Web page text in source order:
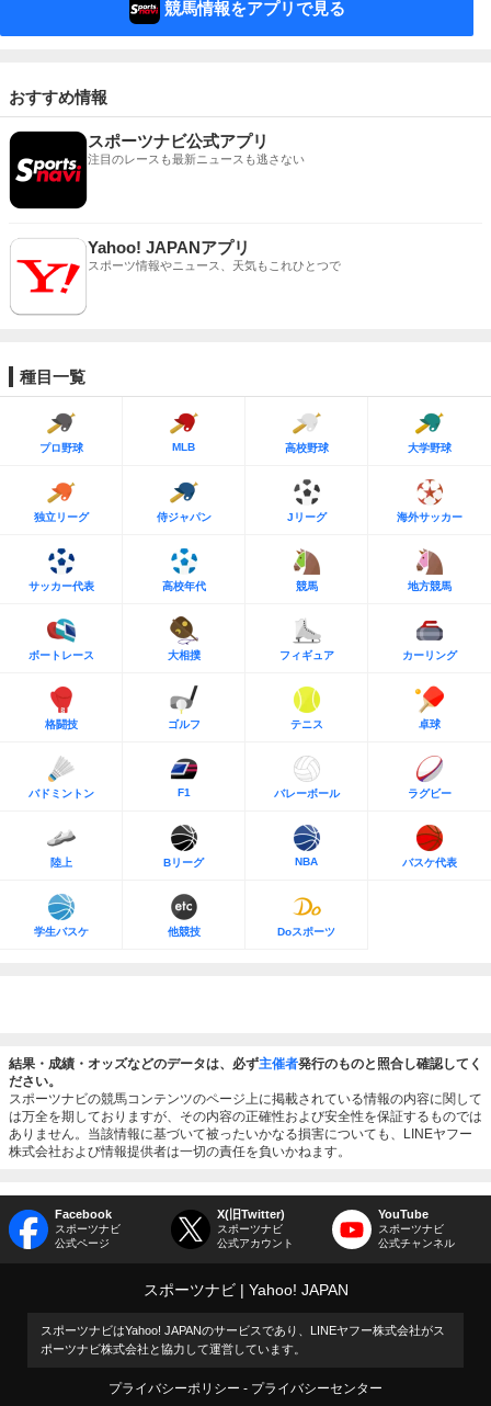
競馬情報をアプリで見る
おすすめ情報
スポーツナビ公式アプリ
注目のレースも最新ニュースも逃さない
Yahoo! JAPANアプリ
スポーツ情報やニュース、天気もこれひとつで
種目一覧
プロ野球 MLB 高校野球 大学野球
独立リーグ 侍ジャパン Jリーグ 海外サッカー
サッカー代表 高校年代 競馬 地方競馬
ボートレース 大相撲 フィギュア カーリング
格闘技 ゴルフ テニス 卓球
バドミントン F1 バレーボール ラグビー
陸上 Bリーグ NBA バスケ代表
学生バスケ 他競技 Doスポーツ
結果・成績・オッズなどのデータは、必ず主催者発行のものと照合し確認してく
ださい。
スポーツナビの競馬コンテンツのページ上に掲載されている情報の内容に関して
は万全を期しておりますが、その内容の正確性および安全性を保証するものでは
ありません。当該情報に基づいて被ったいかなる損害についても、LINEヤフー
株式会社および情報提供者は一切の責任を負いかねます。
Facebook
スポーツナビ
公式ページ
X(旧Twitter)
スポーツナビ
公式アカウント
YouTube
スポーツナビ
公式チャンネル
スポーツナビ Yahoo! JAPAN
スポーツナビはYahoo! JAPANのサービスであり、LINEヤフー株式会社がス
ポーツナビ株式会社と協力して運営しています。
プライバシーポリシー プライバシーセンター